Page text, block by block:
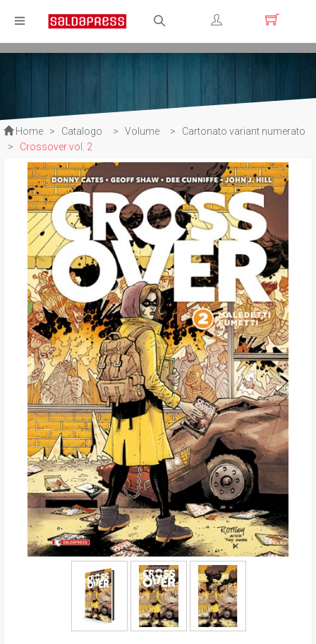
Registrati
Home > Catalogo > Volume >
Cartonato variant numerato
>
Crossover vol. 2